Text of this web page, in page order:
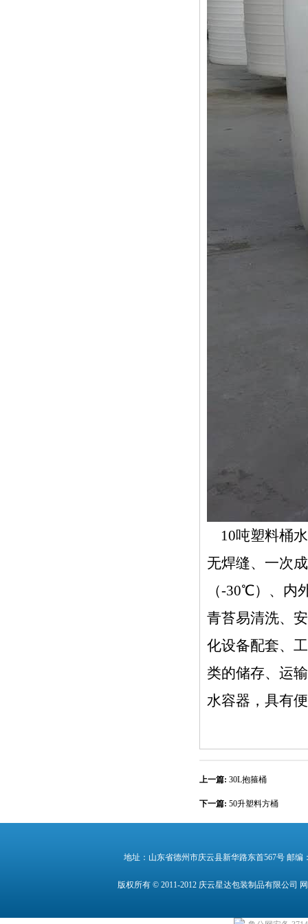
10吨塑料桶
无焊缝、一次
（-30℃）、内
青苔易清洗、
化设备配套、
类的储存、运
水容器，具有
上一篇: 30L抱箍桶
下一篇: 50升塑料方桶
地址：山东省德州市庆云县新华路东首567号 邮编
版权所有 © 2011-2012 庆云星达包装制品有限公司